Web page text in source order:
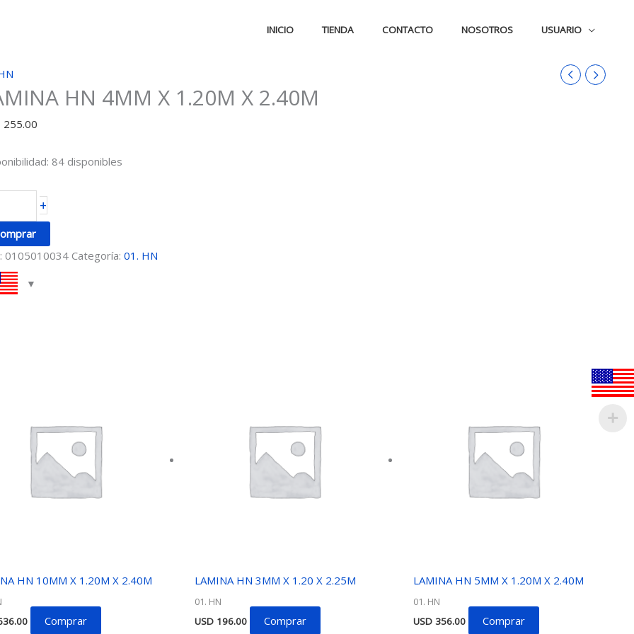
INICIO TIENDA CONTACTO NOSOTROS USUARIO
HN 4MM X 1.20M X 2.40M
255.00
84 disponibles
+
0105010034 Categoría:01. HN
HN 10MM X 1.20M X 2.40M
Comprar
LAMINA HN 3MM X 1.20 X 2.25M
01. HN
USD196.00 Comprar
LAMINA HN 5MM X 1.20M X 2.40M
01. HN
USD 356.00 Comprar